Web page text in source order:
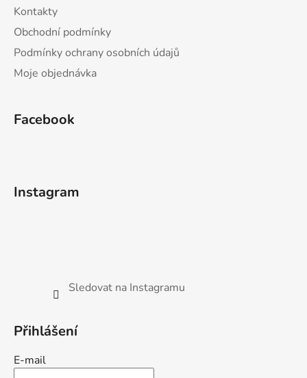
Kontakty
Obchodní podmínky
Podmínky ochrany osobních údajů
Moje objednávka
Facebook
Instagram
Sledovat na Instagramu
Přihlášení
E-mail